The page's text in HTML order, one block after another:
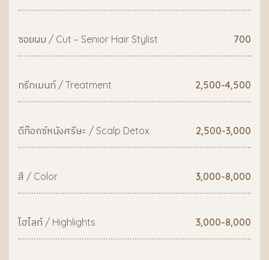
ซอยผม / Cut – Senior Hair Stylist 700
ทรีทเมนท์ / Treatment 2,500-4,500
ดีท๊อกซ์หนังศรีษะ / Scalp Detox 2,500-3,000
สี / Color 3,000-8,000
ไฮไลท์ / Highlights 3,000-8,000